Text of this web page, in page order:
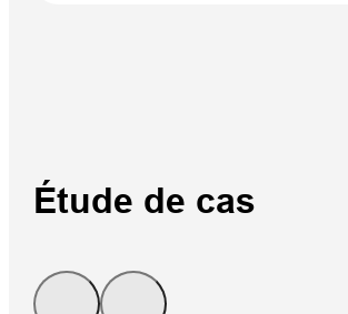
Étude de cas